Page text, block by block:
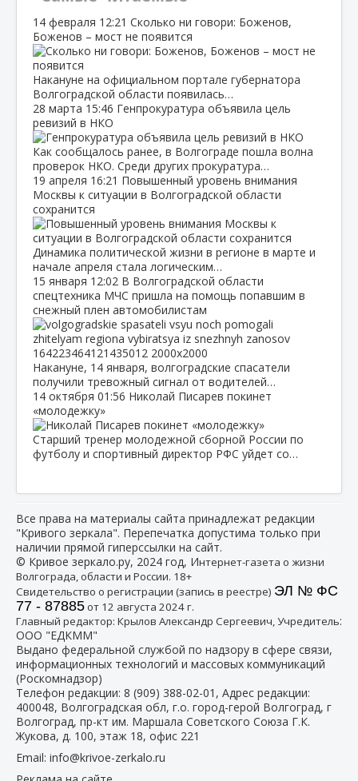
14 февраля 12:21 Сколько ни говори: Боженов,
Боженов – мост не появится
Накануне на официальном портале губернатора
Волгоградской области появилась…
28 марта 15:46 Генпрокуратура объявила цель
ревизий в НКО
Как сообщалось ранее, в Волгограде пошла волна
проверок НКО. Среди других прокуратура…
19 апреля 16:21 Повышенный уровень внимания
Москвы к ситуации в Волгоградской области
сохранится
Динамика политической жизни в регионе в марте и
начале апреля стала логическим…
15 января 12:02 В Волгоградской области
спецтехника МЧС пришла на помощь попавшим в
снежный плен автомобилистам
Накануне, 14 января, волгоградские спасатели
получили тревожный сигнал от водителей…
14 октября 01:56 Николай Писарев покинет
«молодежку»
Старший тренер молодежной сборной России по
футболу и спортивный директор РФС уйдет со…
Все права на материалы сайта принадлежат редакции
"Кривого зеркала". Перепечатка допустима только при
наличии прямой гиперссылки на сайт.
© Кривое зеркало.ру, 2024 год, Интернет-газета о жизни
Волгограда, области и России. 18+
Свидетельство о регистрации (запись в реестре) ЭЛ № ФС
77 - 87885от 12 августа 2024 г.
Главный редактор: Крылов Александр Сергеевич, Учредитель:
ООО "ЕДКММ"
Выдано федеральной службой по надзору в сфере связи,
информационных технологий и массовых коммуникаций
(Роскомнадзор)
Телефон редакции: 8 (909) 388-02-01 , Адрес редакции:
400048, Волгоградская обл, г.о. город-герой Волгоград, г
Волгоград, пр-кт им. Маршала Советского Союза Г.К.
Жукова, д. 100, этаж 18, офис 221
Email: info@krivoe-zerkalo.ru